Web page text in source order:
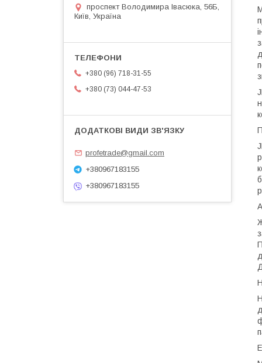
проспект Володимира Івасюка, 56Б,
Київ, Україна
+380 (96) 718-31-55
+380 (73) 044-47-53
profetrade@gmail.com
+380967183155
+380967183155